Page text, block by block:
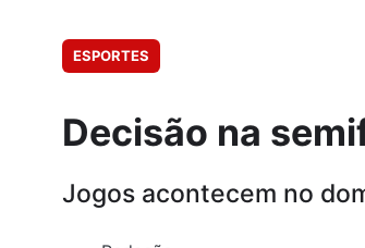
ESPORTES
Decisão na
Jogos acontecem no